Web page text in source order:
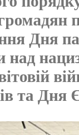
Дня
над
та Дня